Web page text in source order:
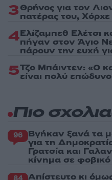
3Θρήνος για τον
πατέρας του, Χόρχε
4Ελίζαμπεθ Ελέτσι
πήγαν στον Άγιο
πάρουν την ευχή
5Τζο Μπάιντεν: «Ο
είναι πολύ
Πιο
96 Βγήκαν ξανά τα
για τη
Γρατσία και
κίνημα σε
Απίστευτο κι